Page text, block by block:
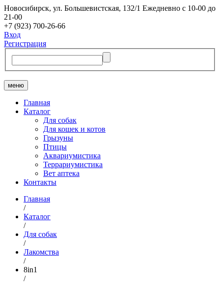
Новосибирск, ​ул. Большевистская, 132/1 Ежедневно с 10-00 до
21-00
+7 (923) 700-26-66
Вход
Регистрация
меню
Главная
Каталог
Для собак
Для кошек и котов
Грызуны
Птицы
Аквариумистика
Террариумистика
Вет аптека
Контакты
Главная
/
Каталог
/
Для собак
/
Лакомства
/
8in1
/